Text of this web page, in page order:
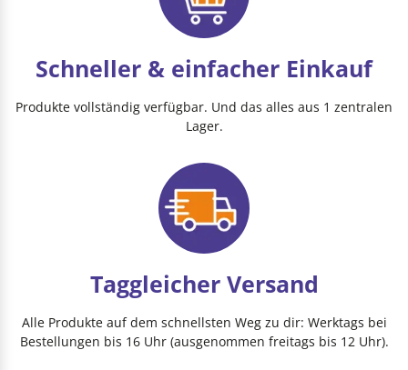
Schneller & einfacher Einkauf
Produkte vollständig verfügbar. Und das alles aus 1 zentralen
Lager.
Taggleicher Versand
Alle Produkte auf dem schnellsten Weg zu dir: Werktags bei
Bestellungen bis 16 Uhr (ausgenommen freitags bis 12 Uhr).